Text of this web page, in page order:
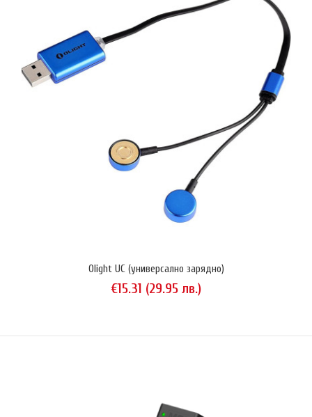
Folomov A4
€38.35 (75.01 лв.)
NiMH/NiCd и Li-Ion/LiFePo4 акумулатори, което може да зарежда
Olight UC (универсално зарядно)
€15.31 (29.95 лв.)